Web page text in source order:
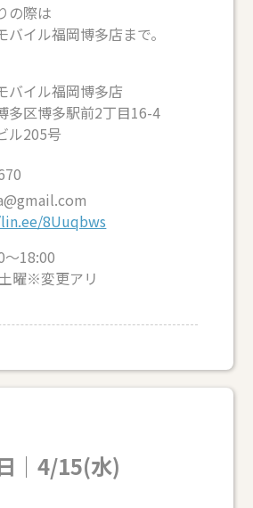
の際は
バイル福岡博多店まで。
バイル福岡博多店
多区博多駅前2丁目16-4
ル205号
8Uuqbws
～18:00
曜※変更アリ
｜4/15(水)